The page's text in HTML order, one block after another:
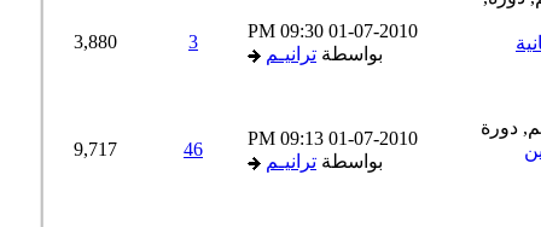
01-07-2010
09:30 PM
بواسطةترانيـم
3,880
01-07-2010
09:13 PM
بواسطةترانيـم
46
9,717